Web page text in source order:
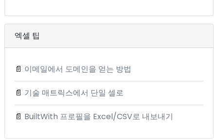
엑셀 팁
📄 이메일에서 도메인을 얻는 방법
📄 기술 매트릭스에서 단일 셀로
📄 BuiltWith 프로필을 Excel/CSV로 내보내기